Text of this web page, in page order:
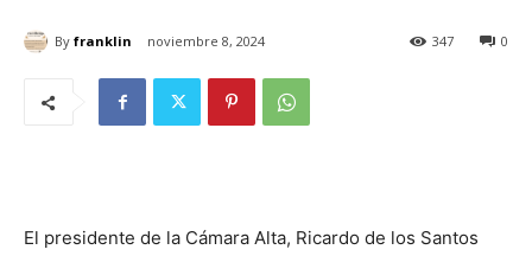
By franklin noviembre 8, 2024 0
347
El presidente de la Cámara Alta, Ricardo de los Santos